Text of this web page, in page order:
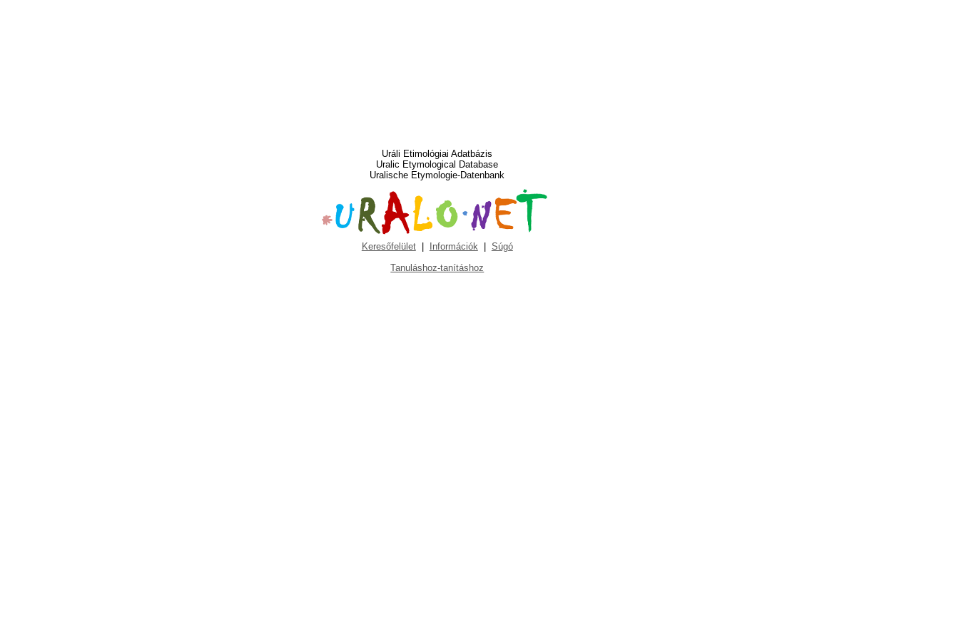
Uráli Etimológiai Adatbázis
Uralic Etymological Database
Uralische Etymologie-Datenbank
Keresőfelület| Információk| Súgó
Tanuláshoz-tanításhoz